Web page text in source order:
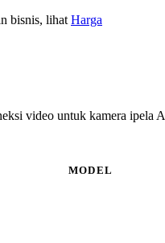
bisnis, lihat Harga
video untuk kamera ipela
MODEL